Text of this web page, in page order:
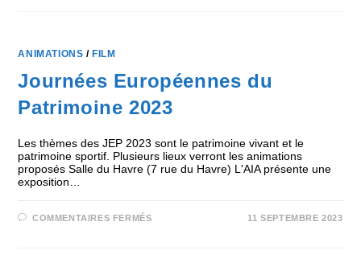
ANIMATIONS / FILM
Journées Européennes du
Patrimoine 2023
Les thèmes des JEP 2023 sont le patrimoine vivant et le
patrimoine sportif. Plusieurs lieux verront les animations
proposés Salle du Havre (7 rue du Havre) L'AIA présente une
exposition…
COMMENTAIRES FERMÉS 11 SEPTEMBRE 2023